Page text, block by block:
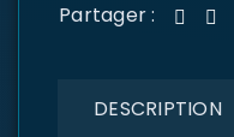
Partager :
DESCRIPTION